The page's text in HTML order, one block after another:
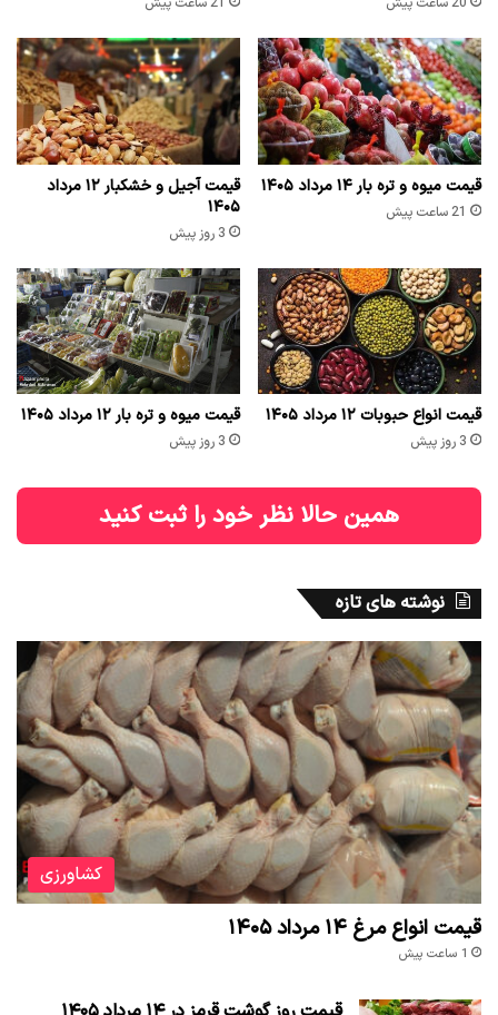
قیمت میوه و تره بار ۱۴ مرداد ۱۴۰۵
21 ساعت پیش
قیمت آجیل و خشکبار ۱۲ مرداد
۱۴۰۵
3 روز پیش
قیمت انواع حبوبات ۱۲ مرداد ۱۴۰۵
3 روز پیش
قیمت میوه و تره بار ۱۲ مرداد ۱۴۰۵
3 روز پیش
همین حالا نظر خود را ثبت کنید
نوشته های تازه
کشاورزی
قیمت انواع مرغ ۱۴ مرداد ۱۴۰۵
1 ساعت پیش